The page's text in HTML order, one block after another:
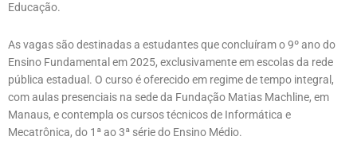
Educação.
As vagas são destinadas a estudantes que concluíram o 9º ano do
Ensino Fundamental em 2025, exclusivamente em escolas da rede
pública estadual. O curso é oferecido em regime de tempo integral,
com aulas presenciais na sede da Fundação Matias Machline, em
Manaus, e contempla os cursos técnicos de Informática e
Mecatrônica, do 1ª ao 3ª série do Ensino Médio.